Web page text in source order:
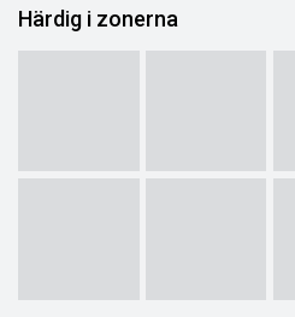
Härdig i zonerna